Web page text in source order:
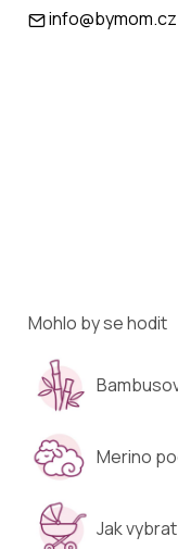
info@bymom.cz
Mohlo by se hodit
Merino
Jak